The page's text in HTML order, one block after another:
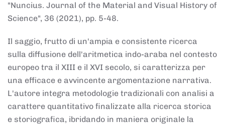
"Nuncius. Journal of the Material and Visual History of
Science", 36 (2021), pp. 5-48.
Il saggio, frutto di un'ampia e consistente ricerca
sulla diffusione dell'aritmetica indo-araba nel contesto
europeo tra il XIII e il XVI secolo, si caratterizza per
una efficace e avvincente argomentazione narrativa.
L'autore integra metodologie tradizionali con analisi a
carattere quantitativo finalizzate alla ricerca storica
e storiografica, ibridando in maniera originale la